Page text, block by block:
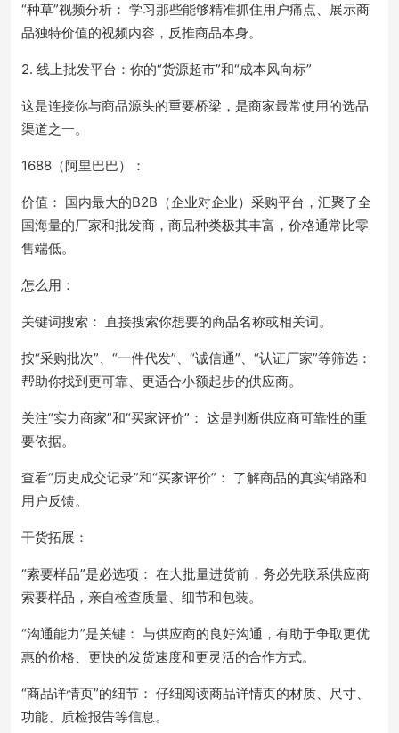
“种草”视频分析： 学习那些能够精准抓住用户痛点、展示商
品独特价值的视频内容，反推商品本身。
2. 线上批发平台：你的“货源超市”和“成本风向标”
这是连接你与商品源头的重要桥梁，是商家最常使用的选品
渠道之一。
1688（阿里巴巴）：
价值： 国内最大的B2B（企业对企业）采购平台，汇聚了全
国海量的厂家和批发商，商品种类极其丰富，价格通常比零
售端低。
怎么用：
关键词搜索： 直接搜索你想要的商品名称或相关词。
按“采购批次”、“一件代发”、“诚信通”、“认证厂家”等筛选：
帮助你找到更可靠、更适合小额起步的供应商。
关注“实力商家”和“买家评价”： 这是判断供应商可靠性的重
要依据。
查看“历史成交记录”和“买家评价”： 了解商品的真实销路和
用户反馈。
干货拓展：
“索要样品”是必选项： 在大批量进货前，务必先联系供应商
索要样品，亲自检查质量、细节和包装。
“沟通能力”是关键： 与供应商的良好沟通，有助于争取更优
惠的价格、更快的发货速度和更灵活的合作方式。
“商品详情页”的细节： 仔细阅读商品详情页的材质、尺寸、
功能、质检报告等信息。